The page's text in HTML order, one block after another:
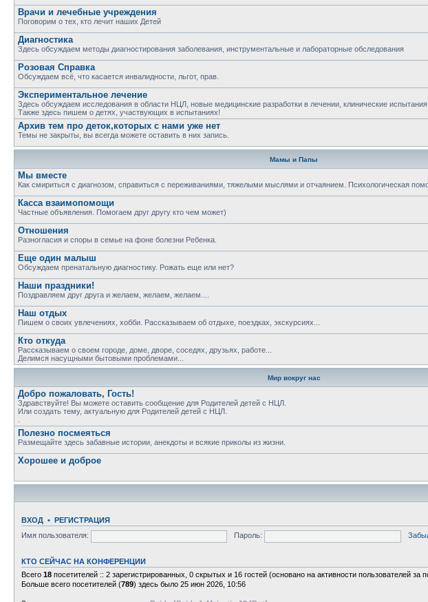
Врачи и лечебные учреждения
Поговорим о тех, кто лечит наших Детей
Диагностика
Здесь обсуждаем методы диагностирования заболевания, инструментальные и лабораторные обследования
Розовая Справка
Обсуждаем всё, что касается инвалидности, льгот, прав.
Экспериментальное лечение
Здесь обсуждаем исследования в области НЦЛ, новые медицинские разработки в лечении, клинические испытания
Также здесь пишем о детях, участвующих в испытаниях!
Архив тем про деток,которых с нами уже нет
Темы не закрыты, вы всегда можете оставить в них запись.
Мамы и Папы
Мы вместе
Как смириться с диагнозом, справиться с переживаниями, тяжелыми мыслями и отчаянием. Психологическая
Касса взаимопомощи
Частные объявления. Помогаем друг другу кто чем может)
Отношения
Разногласия и споры в семье на фоне болезни Ребенка.
Еще один малыш
Обсуждаем пренатальную диагностику. Рожать еще или нет?
Наши праздники!
Поздравляем друг друга и желаем, желаем, желаем....
Наш отдых
Пишем о своих увлечениях, хобби. Рассказываем об отдыхе, поездках, экскурсиях...
Кто откуда
Рассказываем о своем городе, доме, дворе, соседях, друзьях, работе...
Делимся насущными бытовыми проблемами...
Мир вокруг нас
Добро пожаловать, Гость!
Здравствуйте! Вы можете оставить сообщение для Родителей детей с НЦЛ.
Или создать тему, актуальную для Родителей детей с НЦЛ.
Полезно посмеяться
Размещайте здесь забавные истории, анекдоты и всякие приколы из жизни.
Хорошее и доброе
ВХОД • РЕГИСТРАЦИЯ
Имя пользователя:
Пароль:
КТО СЕЙЧАС НА КОНФЕРЕНЦИИ
Всего 18 посетителей :: 2 зарегистрированных, 0 скрытых и 16 гостей (основано на активности пользователей за
Больше всего посетителей (789) здесь было 25 июн 2026, 10:56